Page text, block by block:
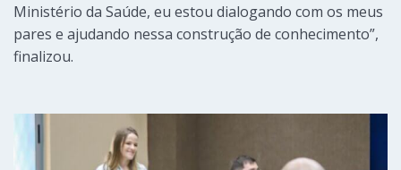
Ministério da Saúde, eu estou dialogando com os meus
pares e ajudando nessa construção de conhecimento”,
finalizou.